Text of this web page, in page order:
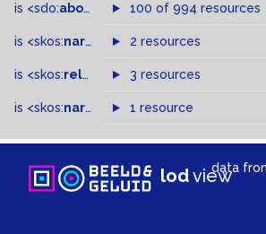
is <sdo:about of 100 of 994 resources
is <skos:narrowMatch >of
2 resources
is <skos:related > of3 resources
is <skos:narrower >of
1 resource
lodview
data